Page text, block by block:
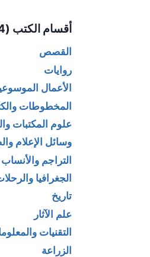
أقسام الكتب (18.504 كتاب)
القصص
روايات
الأعمال
المخطوطات
علوم المكتبات
وسائل الإعلام
التراجم
الجغرافيا
تاريخ
علم الآثار
التقنيات
الزراعة